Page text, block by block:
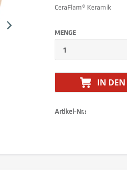
CeraFlam® Keramik
MENGE
IN DEN
Artikel-Nr.: